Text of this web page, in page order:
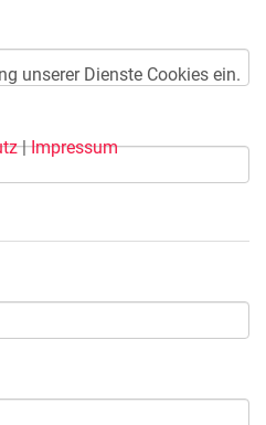
unserer Dienste Cookies ein.
|Impressum